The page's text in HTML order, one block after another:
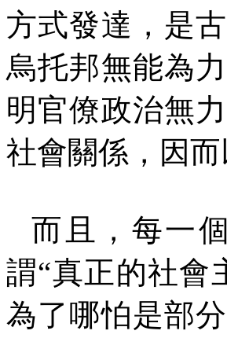
方式發達，是
烏托邦無能為
明官僚政治無
社會關係，因
而且，每一
謂“真正的社會
為了哪怕是部